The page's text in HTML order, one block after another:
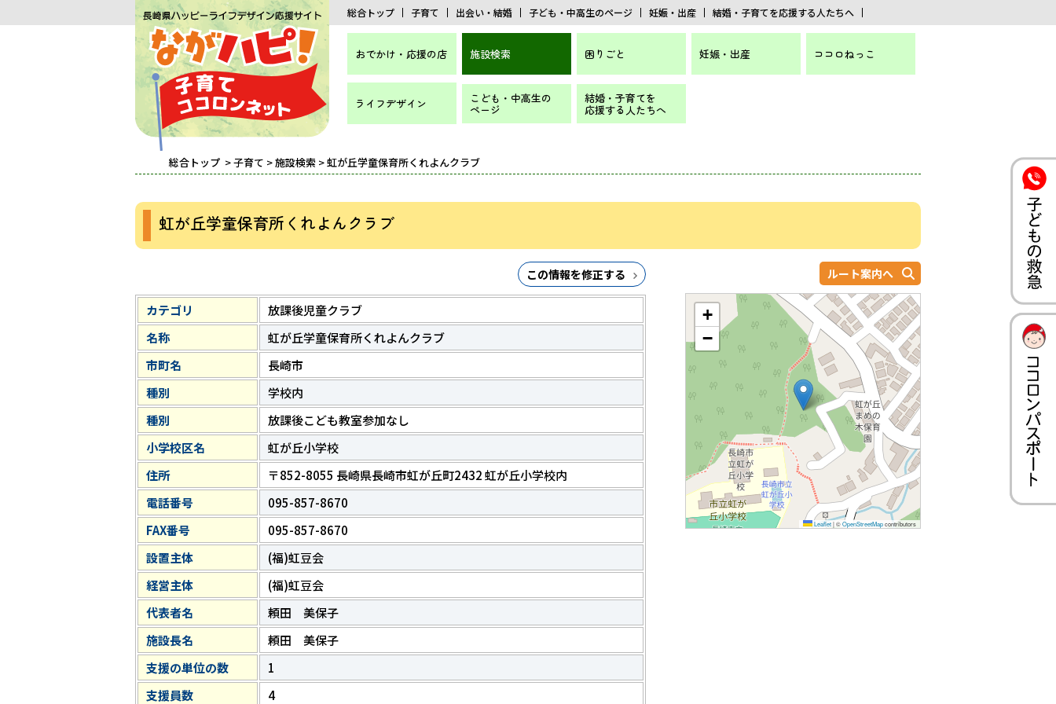
総合トップ 子育て 出会い・結婚 子ども・中高生のページ 妊娠・出産 結婚・子育てを応援する人たちへ
おでかけ・応援の店 施設検索 困りごと 妊娠・出産 ココロねっこ
ライフデザイン こども・中高生の
ページ
結婚・子育てを
応援する人たちへ
総合トップ >子育て >施設検索 > 虹が丘学童保育所くれよんクラブ
虹が丘学童保育所くれよんクラブ
この情報を修正する
カテゴリ
放課後児童クラブ
名称
虹が丘学童保育所くれよんクラブ
市町名
長崎市
種別
学校内
種別
放課後こども教室参加なし
小学校区名
虹が丘小学校
住所
〒852-8055 長崎県長崎市虹が丘町2432 虹が丘小学校内
電話番号
095-857-8670
FAX番号
095-857-8670
設置主体
(福)虹豆会
経営主体
(福)虹豆会
代表者名
頼田 美保子
施設長名
頼田 美保子
支援の単位の数
1
支援員数
4
ルート案内へ
+
−
Leaflet|©OpenStreetMapcontributors